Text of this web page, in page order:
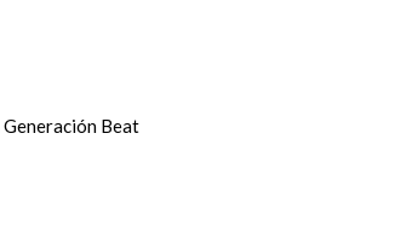
Generación Beat